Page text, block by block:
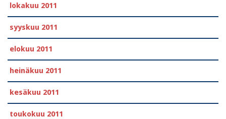
lokakuu 2011
syyskuu 2011
elokuu 2011
heinäkuu 2011
kesäkuu 2011
toukokuu 2011